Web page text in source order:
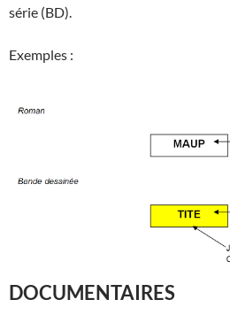
série (BD).
Exemples :
DOCUMENTAIRES